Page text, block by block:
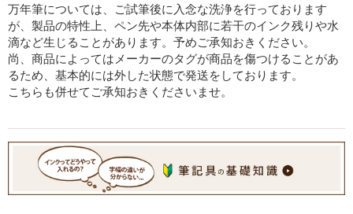
万年筆については、ご試筆後に入念な洗浄を行っております
が、製品の特性上、ペン先や本体内部に若干のインク残りや水
滴など生じることがあります。予めご承知おきください。
尚、商品によってはメーカーのタグが商品を傷つけることがあ
るため、基本的には外した状態で発送をしております。
こちらも併せてご承知おきくださいませ。